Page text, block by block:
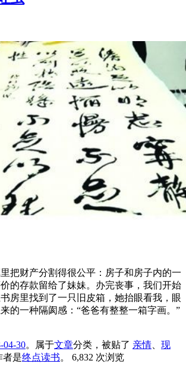
把财产分割得很公平：房子和房子内的一
的存款留给了妹妹。办完丧事，我们开始
房里找到了一只旧皮箱，她抬眼看我，眼
的一种隔阂感：“爸爸有整整一箱字画。”
04-30。属于文章分类，被贴了 亲情
现
者是终点读书。 6,832 次浏览